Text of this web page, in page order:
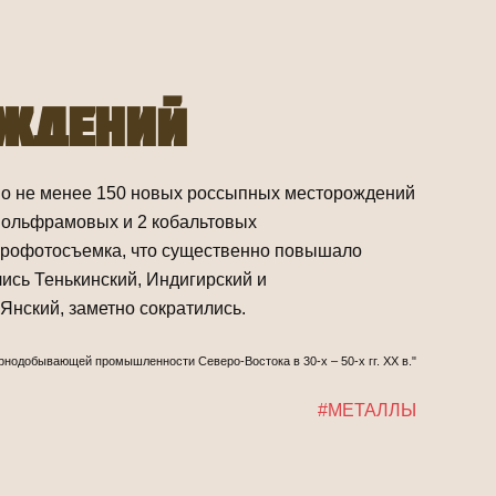
не менее 150 новых россыпных месторождений
и 2 кобальтовых
что существенно повышало
Тенькинский, Индигирский и
заметно сократились.
промышленности Северо-Востока в 30-х – 50-х гг. ХХ в."
#МЕТАЛЛЫ